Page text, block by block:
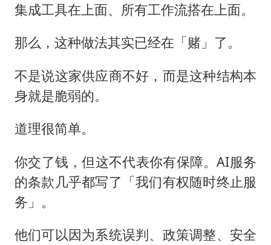
集成工具在上面、所有工作流搭在上面。
那么，这种做法其实已经在「赌」了。
不是说这家供应商不好，而是这种结构本
身就是脆弱的。
道理很简单。
你交了钱，但这不代表你有保障。AI服务
的条款几乎都写了「我们有权随时终止服
务」。
他们可以因为系统误判、政策调整、安全